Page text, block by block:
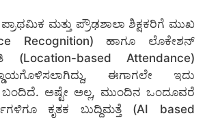
ಮತ್ತು ಪ್ರೌಢಶಾಲಾ ಶಿಕ್ಷಕರಿಗೆ ಮುಖ
Recognition) ಹಾಗೂ ಲೊಕೇಶನ್
(Location-based Attendance)
ಈಗಾಗಲೇ ಇದು
ಬಂದಿದೆ. ಅಷ್ಟೇ ಅಲ್ಲ, ಮುಂದಿನ ಒಂದೂವರೆ
ಕೃತಕ ಬುದ್ಧಿಮತ್ತೆ (AI based